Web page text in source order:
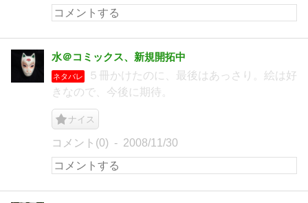
水＠コミックス、新規開拓中
ネタバレ
５冊かけたのに、最後はあっさり。絵は好
きなので、今後に期待。
ナイス
コメント(0) 2008/11/30